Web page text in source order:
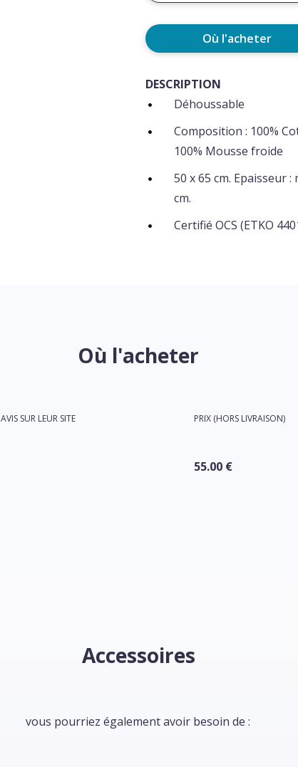
Où l'acheter
DESCRIPTION
Déhoussable
Composition : 100%
100% Mousse froide
50 x 65 cm. Epaisseur
cm.
Certifié OCS (ETKO
Où l'acheter
AVIS SUR LEUR SITE PRIX (HORS LIVRAISON)
55.00 €
Accessoires
vous pourriez également avoir besoin de :